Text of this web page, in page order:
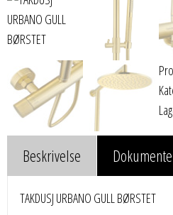
Beskrivelse
TAKDUSJ URBANO GULL BØRSTET